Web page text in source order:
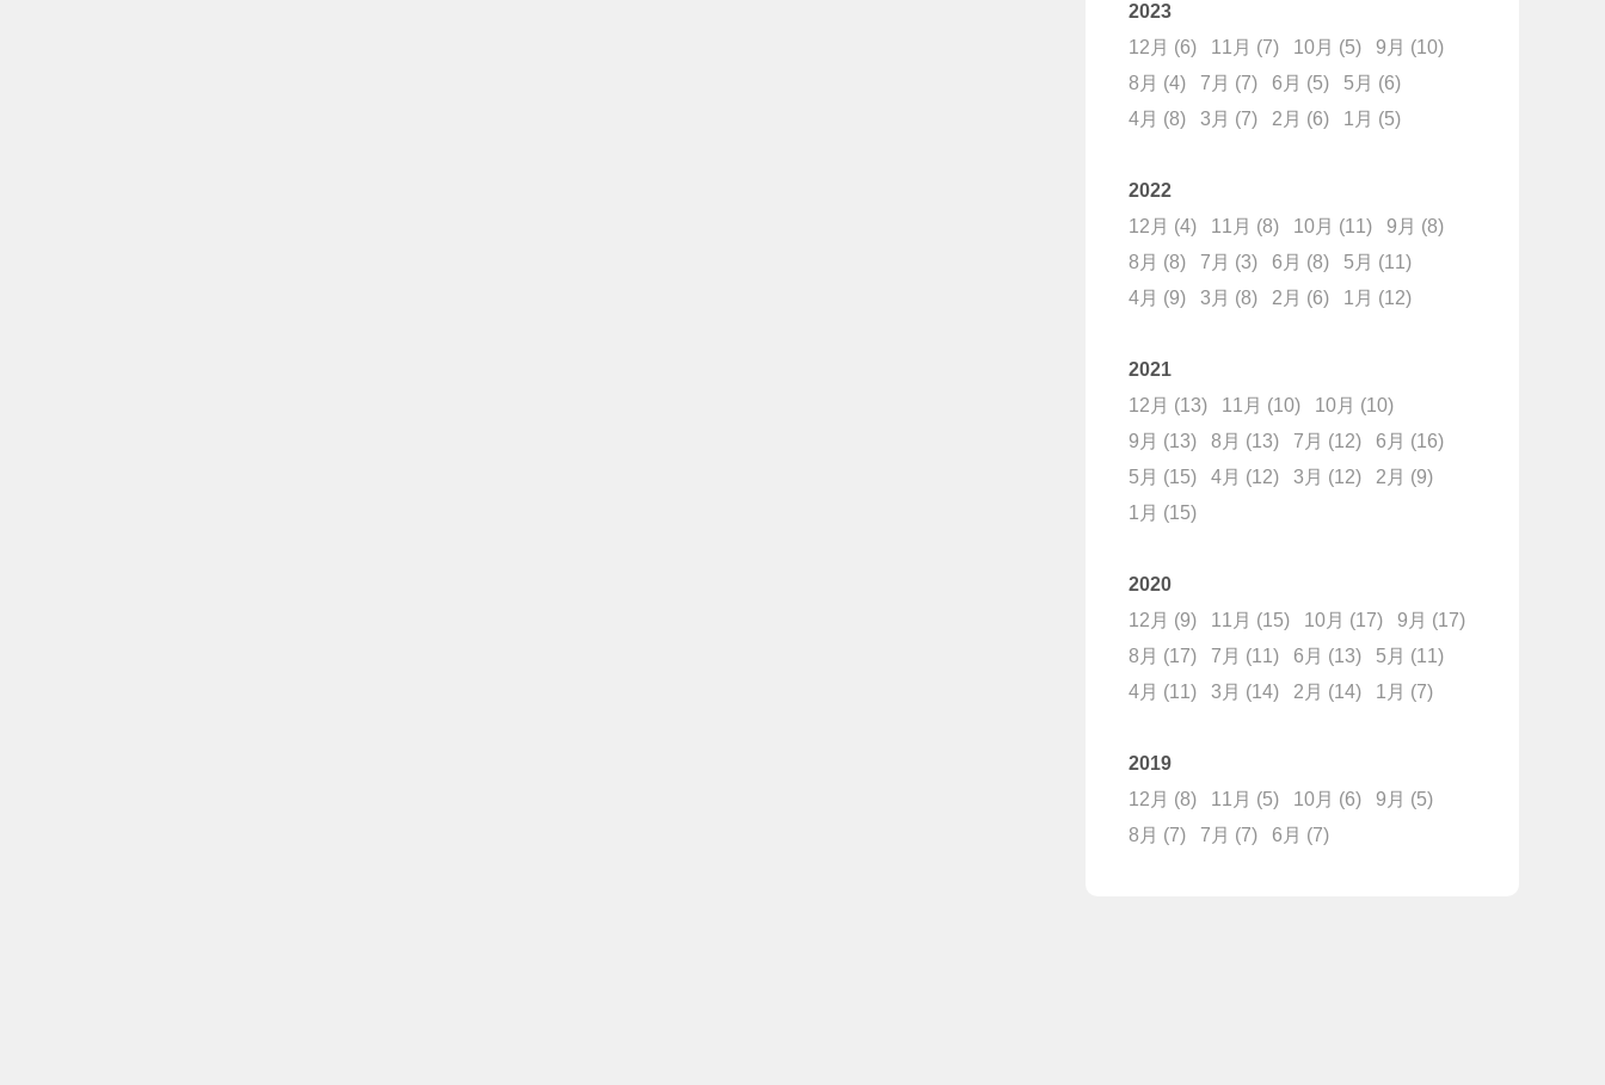
2023
12月 (6) 11月 (7) 10月 (5) 9月 (10)
8月 (4) 7月 (7) 6月 (5) 5月 (6)
4月 (8) 3月 (7) 2月 (6) 1月 (5)
2022
12月 (4) 11月 (8) 10月 (11) 9月 (8)
8月 (8) 7月 (3) 6月 (8) 5月 (11)
4月 (9) 3月 (8) 2月 (6) 1月 (12)
2021
12月 (13) 11月 (10) 10月 (10)
9月 (13) 8月 (13) 7月 (12) 6月 (16)
5月 (15) 4月 (12) 3月 (12) 2月 (9)
1月 (15)
2020
12月 (9) 11月 (15) 10月 (17) 9月 (17)
8月 (17) 7月 (11) 6月 (13) 5月 (11)
4月 (11) 3月 (14) 2月 (14) 1月 (7)
2019
12月 (8) 11月 (5) 10月 (6) 9月 (5)
8月 (7) 7月 (7) 6月 (7)